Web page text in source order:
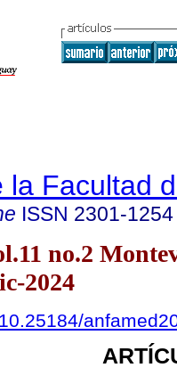
la Facultad
ISSN 2301-1254
no.2
2024